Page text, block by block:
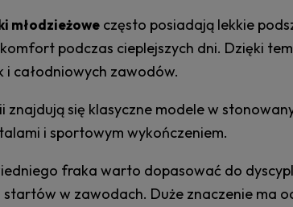
młodzieżoweczęsto posiadają lekkie
podczas cieplejszych dni. Dzięki
i całodniowych zawodów.
znajdują się klasyczne modele w
i sportowym wykończeniem.
fraka warto dopasować do
w zawodach. Duże znaczenie ma